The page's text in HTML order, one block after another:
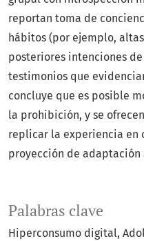
Palabras clave
Hiperconsumo digital
reportan toma de
hábitos (por ejemplo,
posteriores intenciones
testimonios que
concluye que es posible
la prohibición, y se
replicar la experiencia en
proyección de adaptación